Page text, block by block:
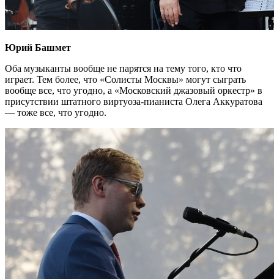
Юрий Башмет
Оба музыканты вообще не парятся на тему того, кто что
играет. Тем более, что «Солисты Москвы» могут сыграть
вообще все, что угодно, а «Московский джазовый оркестр» в
присутствии штатного виртуоза-пианиста Олега Аккуратова
— тоже все, что угодно.